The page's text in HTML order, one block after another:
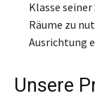
Klasse
Räume zu
Ausrichtung
Unsere